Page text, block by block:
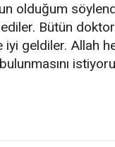
olduğum
Bütün
geldiler. Allah